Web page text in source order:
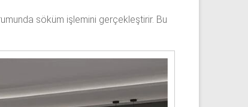
söküm işlemini gerçekleştirir. Bu